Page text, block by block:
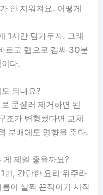
안 지워져요. 어떻게
1시간 담가두자. 그래
르고 랩으로 감싸 30분
다.
되나요?
문질러 제거하면 된
조가 변형됐다면 교체
분배에도 영향을 준다.
게 제일 좋을까요?
번, 간단한 요리 위주라
이 살짝 끈적이기 시작